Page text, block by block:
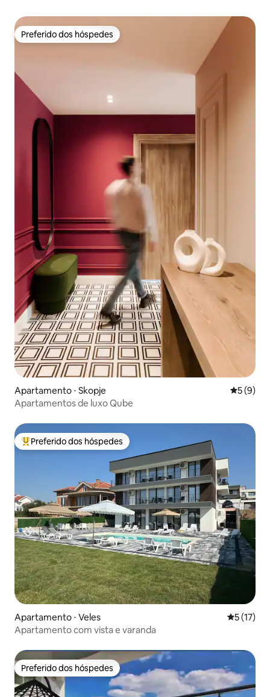
Preferido dos hóspedes
Preferido dos hóspedes
Apartamento ⋅ Skopje 5 de
5 (9)
Apartamentos de luxo Qube
Entre os melhores preferidos dos hóspedes
Preferido dos hóspedes
Apartamento ⋅ Veles 5 de uma
5 (17)
Apartamento com vista e varanda
Preferido dos hóspedes
Preferido dos hóspedes